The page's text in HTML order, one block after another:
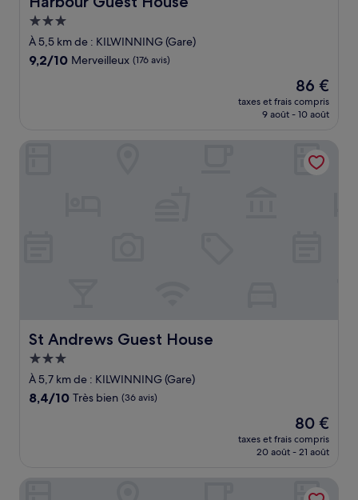
Hébergement
3.0 étoiles
À 5,5 km de : KILWINNING (Gare)
9.2
9,2/10 Merveilleux (176 avis)
Le
nouveau
prix
de
86 €
86 €
taxes et frais compris
9 août - 10 août
St Andrews Guest House
St Andrews Guest House
Hébergement
3.0 étoiles
À 5,7 km de : KILWINNING (Gare)
8.4
8,4/10 Très bien (36 avis)
Le
nouveau
prix
de
80 €
80 €
taxes et frais compris
20 août - 21 août